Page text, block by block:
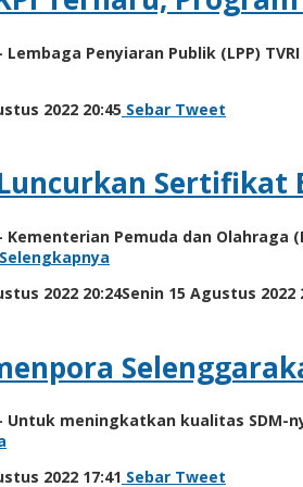
– Lembaga Penyiaran Publik (LPP)
2022 20:45 oleh
Sebar Tweet
Sertifikat
– Kementerian Pemuda dan
Selengkapnya
2022 20:24Senin 15 Agustus 2022
– Untuk meningkatkan kualitas
2022 17:41 oleh
Sebar Tweet